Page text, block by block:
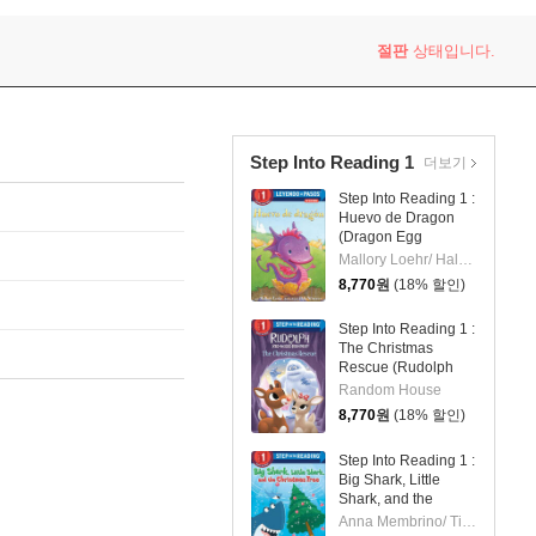
절판상태입니다.
Step Into Reading 1
Step Into Reading 1 :
Huevo de Dragon
(Dragon Egg
Spanish Edition)
Mallory Loehr/ Hala Wittwer (ILT)
8,770원 (18% 할인)
Step Into Reading 1 :
The Christmas
Rescue (Rudolph
the Red-Nosed
Reindeer)
Random House
8,770원 (18% 할인)
Step Into Reading 1 :
Big Shark, Little
Shark, and the
Christmas Tree
Anna Membrino/ Tim Budgen (ILT)
더보기